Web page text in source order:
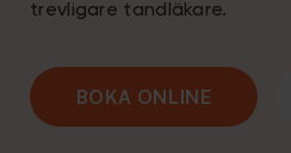
trevligare tandläkare.
BOKA ONLINE